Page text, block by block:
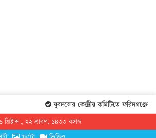
যুবদলের কেন্দ্রীয় কমিটিতে ফরিদগঞ্জের
, ২২ শ্রাবণ, ১৪৩৩ বঙ্গাব্দ